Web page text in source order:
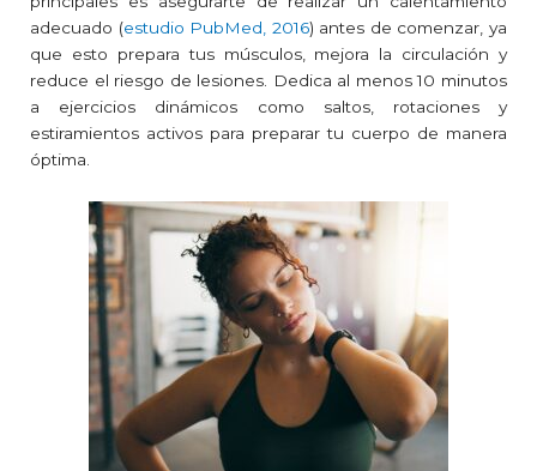
adecuado (estudio PubMed, 2016) antes de comenzar, ya
que esto prepara tus músculos, mejora la circulación y
reduce el riesgo de lesiones. Dedica al menos 10 minutos
a ejercicios dinámicos como saltos, rotaciones y
estiramientos activos para preparar tu cuerpo de manera
óptima.